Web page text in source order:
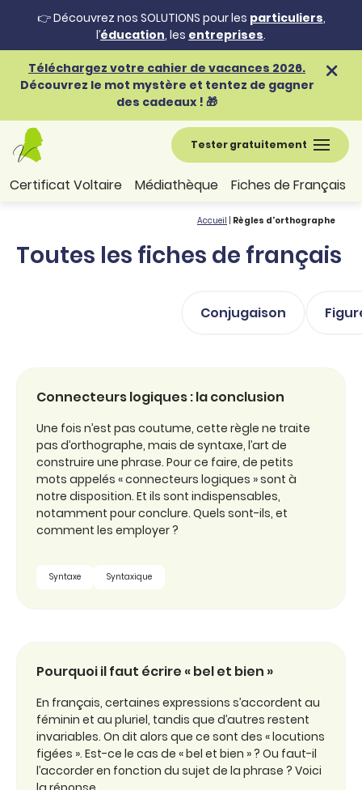
👉 Découvrez nos SOLUTIONS pour les particuliers,
l’éducation, les entreprises.
Téléchargez votre cahier de vacances 2026.
Découvrez le mot mystère et tentez de gagner
des cadeaux ! 🎁
Tester gratuitement
Certificat Voltaire Médiathèque Fiches de Français
Accueil Règles d'orthographe
Toutes les fiches de français
Conjugaison
Connecteurs logiques : la conclusion
Une fois n’est pas coutume, cette règle ne traite
pas d’orthographe, mais de syntaxe, l’art de
construire une phrase. Pour ce faire, de petits
mots appelés « connecteurs logiques » sont à
notre disposition. Et ils sont indispensables,
notamment pour conclure. Quels sont-ils, et
comment les employer ?
Syntaxe Syntaxique
Pourquoi il faut écrire « bel et bien »
En français, certaines expressions s’accordent au
féminin et au pluriel, tandis que d’autres restent
invariables. On dit alors que ce sont des « locutions
figées ». Est-ce le cas de « bel et bien » ? Ou faut-il
l’accorder en fonction du sujet de la phrase ? Voici